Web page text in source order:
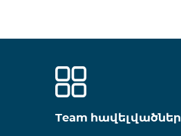
Team հավելվածներ